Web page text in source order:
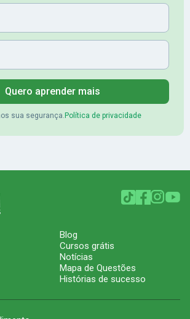
Quero aprender mais
sua segurança. Política de privacidade
Blog
Cursos grátis
Notícias
Mapa de Questões
Histórias de sucesso